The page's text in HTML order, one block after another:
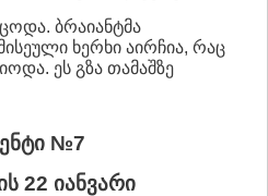
ბრაიანტმა
ხერხი აირჩია, რაც
ეს გზა თამაშზე
№7
22 იანვარი